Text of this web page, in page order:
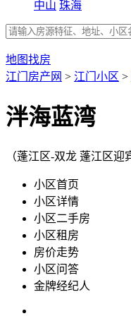
中山 珠海
地图找房
江门房产网 > 江门小区 >
泮海蓝湾
（蓬江区-双龙 蓬江区迎
小区首页
小区详情
小区二手房
小区租房
房价走势
小区问答
金牌经纪人